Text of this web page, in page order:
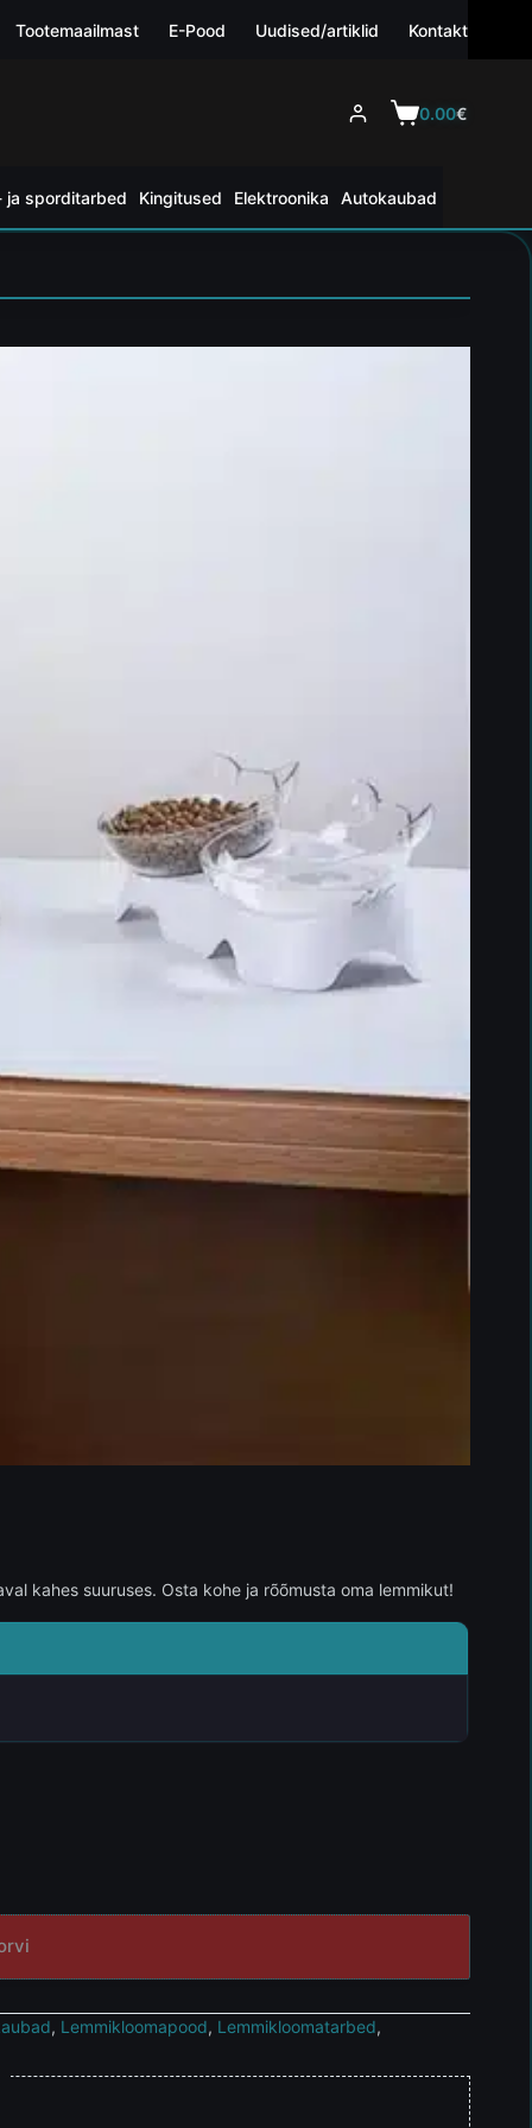
Tootemaailmast E-Pood Uudised/artiklid Kontakt
0.00€
ja sporditarbed Kingitused Elektroonika Autokaubad
kahes suuruses. Osta kohe ja rõõmusta oma lemmikut!
, Lemmikloomapood, Lemmikloomatarbed,